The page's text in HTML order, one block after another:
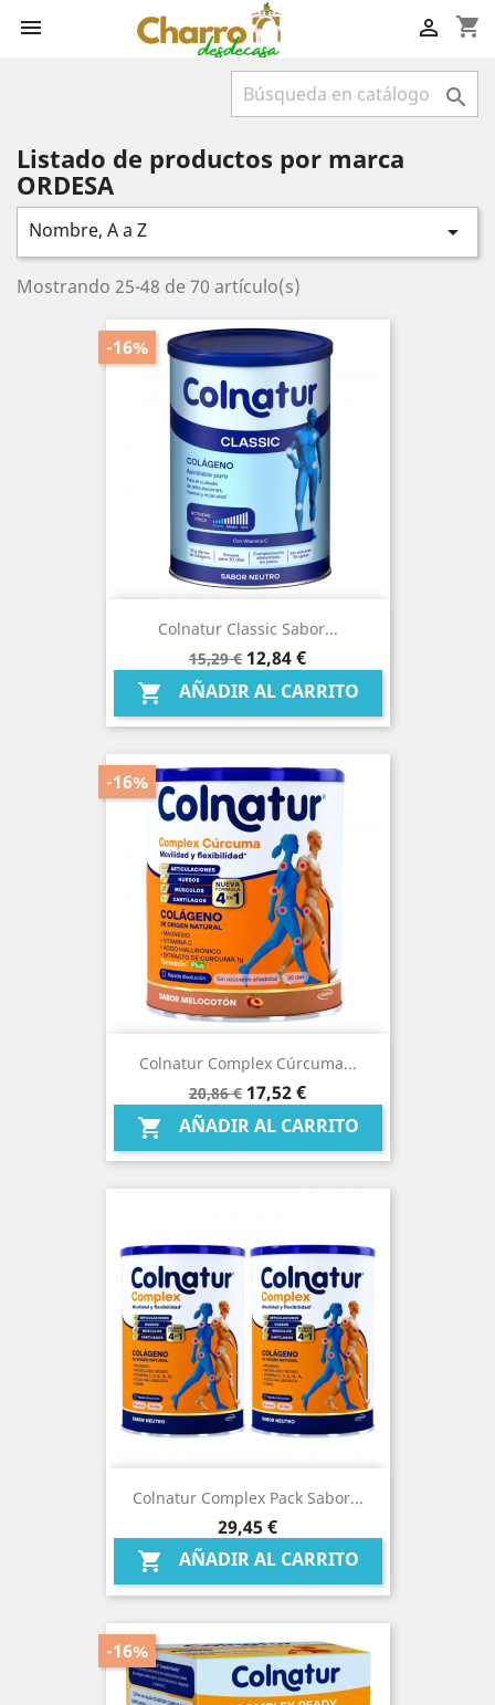
 shopping_cart


Listado de productos por marca
ORDESA
Nombre, A a Z 
Mostrando 25-48 de 70 artículo(s)
Colnatur Classic Sabor...
Precio
base
15,29 €
-16%
Precio
12,84 €
 AÑADIR AL CARRITO
Colnatur Complex Cúrcuma...
Precio
base
20,86 €
-16%
Precio
17,52 €
 AÑADIR AL CARRITO
Colnatur Complex Pack Sabor...
Precio
29,45 €
 AÑADIR AL CARRITO
-16%